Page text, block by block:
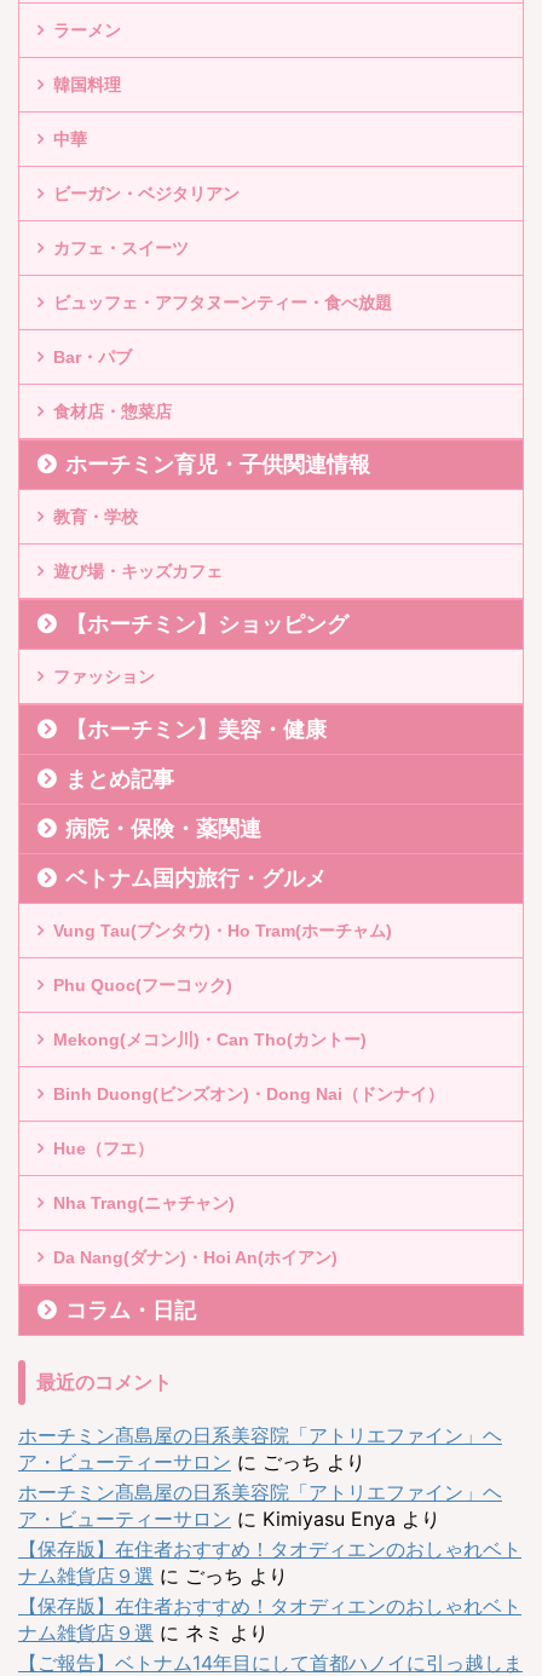
ラーメン
韓国料理
中華
ビーガン・ベジタリアン
カフェ・スイーツ
ビュッフェ・アフタヌーンティー・食べ放題
Bar・パブ
食材店・惣菜店
ホーチミン育児・子供関連情報
教育・学校
遊び場・キッズカフェ
【ホーチミン】ショッピング
ファッション
【ホーチミン】美容・健康
まとめ記事
病院・保険・薬関連
ベトナム国内旅行・グルメ
Vung Tau(ブンタウ)・Ho Tram(ホーチャム)
Phu Quoc(フーコック)
Mekong(メコン川)・Can Tho(カントー)
Binh Duong(ビンズオン)・Dong Nai（ドンナイ）
Hue（フエ）
Nha Trang(ニャチャン)
Da Nang(ダナン)・Hoi An(ホイアン)
コラム・日記
最近のコメント
ホーチミン髙島屋の日系美容院「アトリエファイン」ヘ
ア・ビューティーサロン に ごっち より
ホーチミン髙島屋の日系美容院「アトリエファイン」ヘ
ア・ビューティーサロン に Kimiyasu Enya より
【保存版】在住者おすすめ！タオディエンのおしゃれベト
ナム雑貨店９選 に ごっち より
【保存版】在住者おすすめ！タオディエンのおしゃれベト
ナム雑貨店９選 に ネミ より
【ご報告】ベトナム14年目にして首都ハノイに引っ越しま